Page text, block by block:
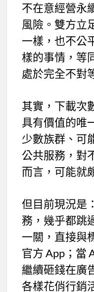
不在意經營永
風險。雙方立
一樣，也不公
樣的事情，等
處於完全不對
其實，下載次
具有價值的唯
少數族群、可
公共服務，對
而言，可能就
但目前現況是
務，幾乎都跳
一關，直接與
官方 App；當
繼續砸錢在廣
各樣花俏行銷